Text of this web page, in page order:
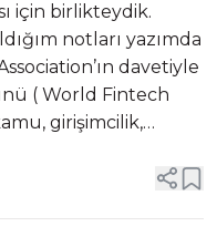
için birlikteydik.
notları yazımda
davetiyle
( World Fintech
girişimcilik,